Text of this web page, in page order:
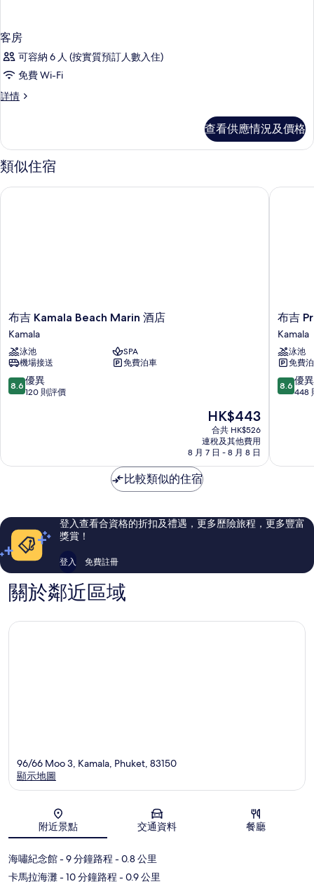
客房
可容納 6 人 (按實質預訂人數入住)
免費 Wi-Fi
詳情
客
查看供應情況及價格
類似住宿
布
吉
Kamala
Beach
Marin
酒
店
布吉 Kamala Beach Marin 酒店
Kamala
泳池
SPA
機場接送
免費泊車
8.6
分
優
評
價
篇
評
8.6 優異
120 則評價
現
售
HK$443
HK$443
合共 HK$526
連稅及其他費用
8 月 7 日 - 8 月 8 日
布吉 Kamala Beach Marin 酒店
布
吉
Princess
Kamala
酒
店
布吉
Kamala
泳池
免費
8.6
分
優
評
價
8.6 優異
448
布吉
比較類似的住宿
登入查看合資格的折扣及禮遇，更多歷險旅程，更多豐富
獎賞！
登入 免費註冊
關於鄰近區域
地圖
96/66 Moo 3, Kamala, Phuket, 83150
顯示地圖
附近景點 交通資料 餐廳
海嘯紀念館- 9 分鐘路程 - 0.8 公里
卡馬拉海灘- 10 分鐘路程 - 0.9 公里